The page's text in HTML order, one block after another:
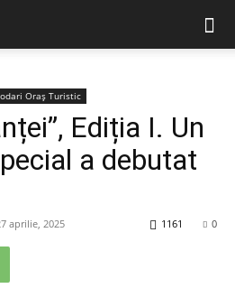
Oraș Turistic
Ediția I. Un
a debutat
aprilie, 2025 0
1161